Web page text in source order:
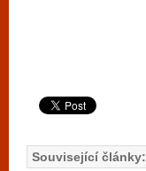
Související články: